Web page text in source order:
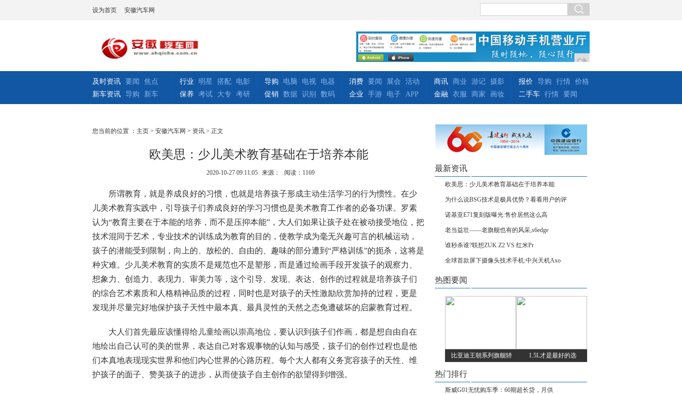
设为首页 安徽汽车网
广告
及时资讯 要闻
焦点
新车资讯 导购 新车
行业 明星 搭配
电影
保养 考试 大专 考研
导购 电脑 电视
电器
促销
数据 识别 数码
消费 要闻 展会
活动
企业
手游 电子 APP
商讯 商业 游记 摄影
金融
衣服 商家 画妆
报价 导购 行情 价格
二手车 行情 要闻
您当前的位置 ： 主页 > 安徽汽车网 > 资讯 > 正文
欧美思：少儿美术教育基础在于培养本能
2020-10-27 09:11:05 来源： 阅读：1169
所谓教育，就是养成良好的习惯，也就是培养孩子形成主动生活学习的行为惯性。在少
儿美术教育实践中，引导孩子们养成良好的学习习惯也是美术教育工作者的必备功课。罗素
认为“教育主要在于本能的培养，而不是压抑本能”，大人们如果让孩子处在被动接受地位，把
技术混同于艺术，专业技术的训练成为教育的目的，使教学成为毫无兴趣可言的机械运动，
孩子的潜能受到限制，向上的、放松的、自由的、趣味的部分遭到“严格训练”的扼杀，这将是
种灾难。少儿美术教育的实质不是规范也不是塑形，而是通过绘画手段开发孩子的观察力、
想象力、创造力、表现力、审美力等，这个引导、发现、表达、创作的过程就是培养孩子们
的综合艺术素质和人格精神品质的过程，同时也是对孩子的天性激励欣赏加持的过程，更是
发现并尽量完好地保护孩子天性中最本真、最具灵性的天然之态免遭破坏的启蒙教育过程。
大人们首先最应该懂得给儿童绘画以崇高地位，要认识到孩子们作画，都是想自由自在
地绘出自己认可的美的世界，表达自己对客观事物的认知与感受，孩子们的创作过程也是他
们本真地表现现实世界和他们内心世界的心路历程。每个大人都有义务宽容孩子的天性、维
护孩子的面子、赞美孩子的进步，从而使孩子自主创作的欲望得到增强。
最新资讯
欧美思：少儿美术教育基础在于培养本能
为什么说BSG技术是极具优势？看看用户的评
诺基亚E71复刻版曝光:售价居然这么高
老当益壮——老旗舰也有的风采,s6edge
谁秒杀谁?联想ZUK Z2 VS 红米Pr
全球首款屏下摄像头技术手机:中兴天机Axo
热图要闻
比亚迪王朝系列旗舰轿 1.5L才是最好的选
热门排行
斯威G01无忧购车季：60期超长贷，月供